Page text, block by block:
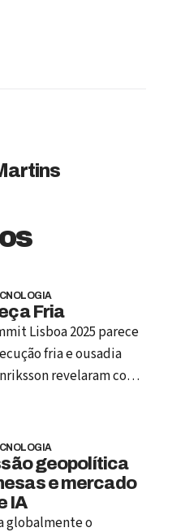
Fria
Lisboa 2025 parece
fria e ousadia
revelaram como
12 milhões e
mais de 600 milhões
de chips
mais concreto do
software aberto e
geopolítica
e mercado
IA
globalmente o